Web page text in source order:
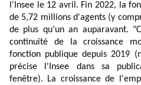
l'Insee le 12 avril. Fin 2022, la
de 5,72 millions d'agents (y
de plus qu’un an auparavant.
continuité de la croissance
fonction publique depuis 2019
précise l'Insee dans sa
fenêtre). La croissance de